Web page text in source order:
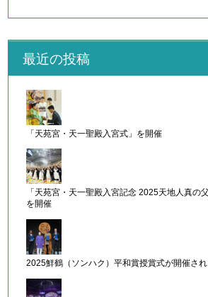
最近の投稿
「天苑宮・天一聖殿入宮式」を開催
「天苑宮・天一聖殿入宮記念 2025天地人真の
を開催
2025鮮鶴（ソンハク）平和賞授賞式が開催さ